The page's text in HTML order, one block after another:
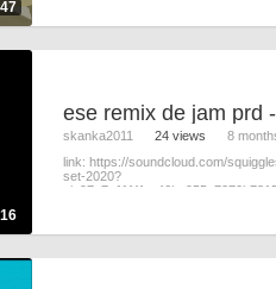
ese remix de jam prd
skanka2011 24 views
8
link: https://soundcloud.com/
set-2020?